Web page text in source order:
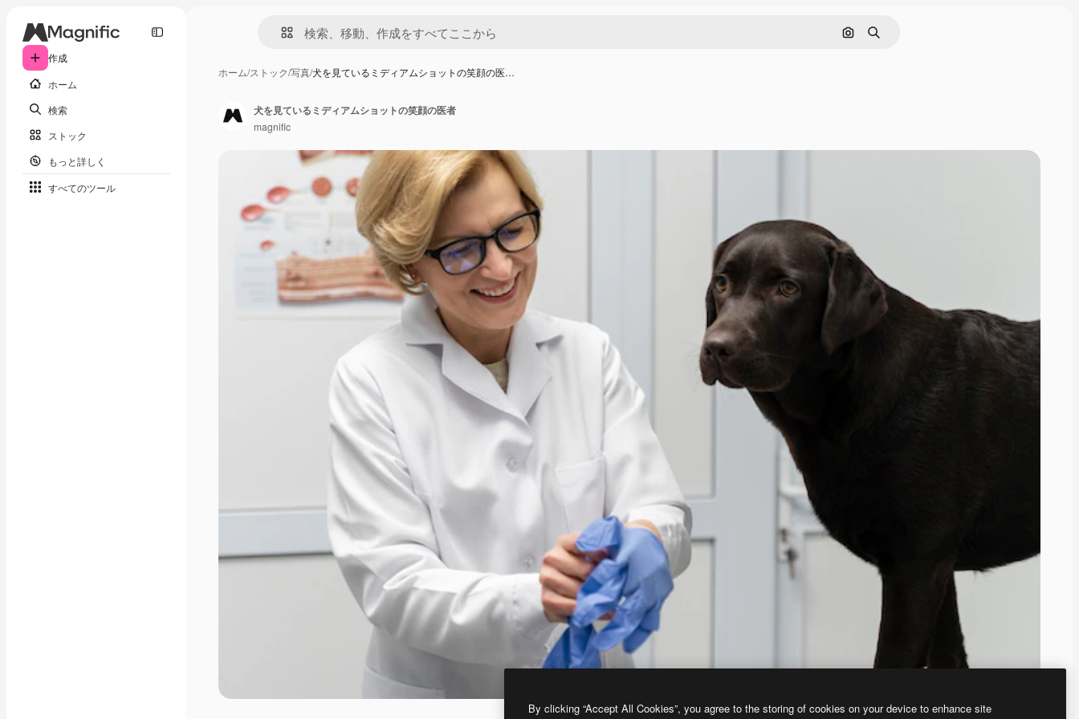
作成
ホーム
検索
ストック
もっと詳しく
すべてのツール
画像で検索
検索
ホーム/ストック/写真/犬を見ているミディアムショットの笑顔の医…
犬を見ているミディアムショットの笑顔の医者
magnific
By clicking “Accept All Cookies”, you agree to the storing of cookies on your device to enhance site